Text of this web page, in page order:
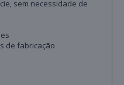
sem necessidade de
de fabricação